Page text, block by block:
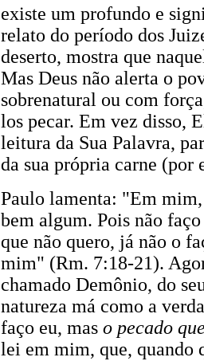
existe um profundo e
relato do período dos
deserto, mostra que
Mas Deus não alerta o
sobrenatural ou com
los pecar. Em vez disso,
leitura da Sua Palavra,
da sua própria carne (por
Paulo lamenta: "Em
bem algum. Pois não
que não quero, já não o
mim" (Rm. 7:18-21).
chamado Demônio, do
natureza má como a
faço eu, mas o pecado
lei em mim, que, quando